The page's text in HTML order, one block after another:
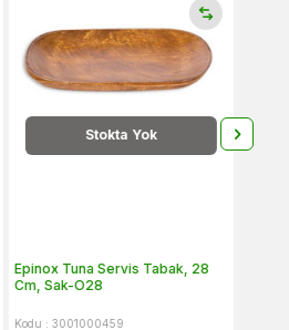
Stokta Yok
Epinox Tuna Servis Tabak, 28
Cm, Sak-O28
Kodu : 3001000459